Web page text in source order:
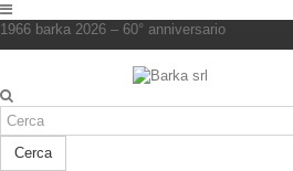
1966 barka 2026 – 60° anniversario
Cerca